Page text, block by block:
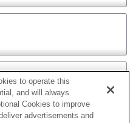
to operate this
and will always
Cookies to improve
advertisements and